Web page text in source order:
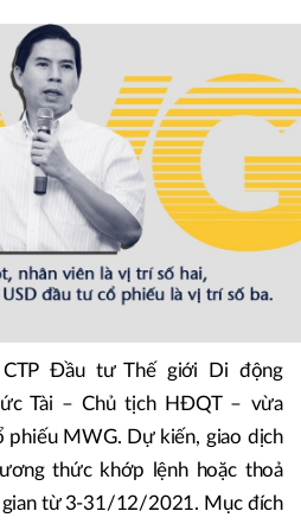
Đầu tư Thế giới Di động
Tài – Chủ tịch HĐQT – vừa
phiếu MWG. Dự kiến, giao dịch
thức khớp lệnh hoặc thoả
gian từ 3-31/12/2021. Mục đích